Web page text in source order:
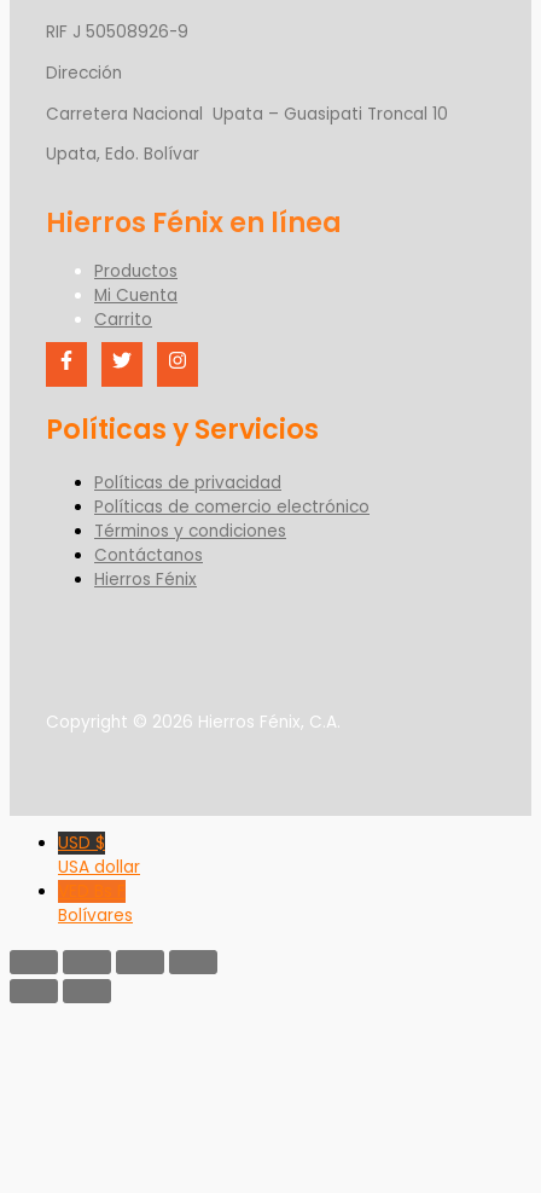
RIF J 50508926-9
Dirección
Carretera Nacional Upata – Guasipati Troncal 10
Upata, Edo. Bolívar
Productos
Mi Cuenta
Carrito
Políticas y Servicios
Políticas de privacidad
Políticas de comercio electrónico
Términos y condiciones
Contáctanos
Hierros Fénix
Copyright © 2026 Hierros Fénix, C.A.
USD $
USA dollar
VED Bs F
Bolívares